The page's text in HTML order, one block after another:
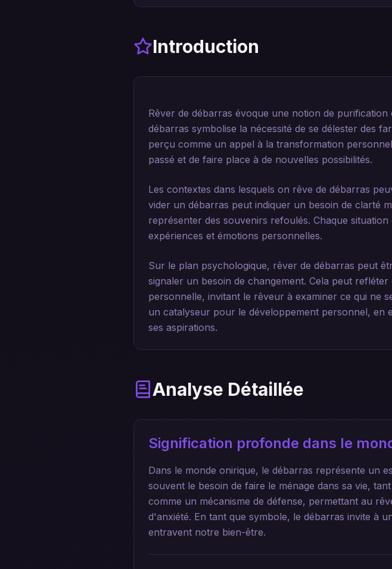
Introduction
Rêver de débarras évoque une notion de
débarras symbolise la nécessité de se délester des
perçu comme un appel à la transformation
passé et de faire place à de nouvelles possibilités.
Les contextes dans lesquels on rêve de débarras
vider un débarras peut indiquer un besoin de clarté
représenter des souvenirs refoulés. Chaque
expériences et émotions personnelles.
Sur le plan psychologique, rêver de débarras peut
signaler un besoin de changement. Cela peut
personnelle, invitant le rêveur à examiner ce qui ne
un catalyseur pour le développement personnel,
ses aspirations.
Analyse Détaillée
Signification profonde dans le
Dans le monde onirique, le débarras représente un
souvent le besoin de faire le ménage dans sa vie,
comme un mécanisme de défense, permettant au
d'anxiété. En tant que symbole, le débarras invite à
entravent notre bien-être.